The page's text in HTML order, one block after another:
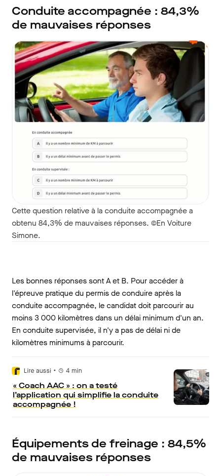
Conduite accompagnée : 84,3%
de mauvaises réponses
Cette question relative à la conduite accompagnée a
obtenu 84,3% de mauvaises réponses. ©En Voiture
Simone.
Les bonnes réponses sont A et B. Pour accéder à
l'épreuve pratique du permis de conduire après la
conduite accompagnée, le candidat doit parcourir au
moins 3 000 kilomètres dans un délai minimum d'un an.
En conduite supervisée, il n'y a pas de délai ni de
kilomètres minimums à parcourir.
Lire aussi • 4 min
« Coach AAC » : on a testé
l’application qui simplifie la conduite
accompagnée !
Équipements de freinage : 84,5%
de mauvaises réponses